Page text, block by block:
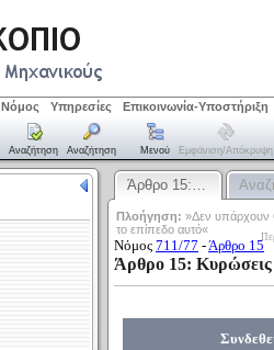
Νόμος Υπηρεσίες Επικοινωνία-Υποστήριξη
Αναζήτηση Αναζήτηση Μενού Εμφάνιση/απόκρυψη
Άρθρο 15:…